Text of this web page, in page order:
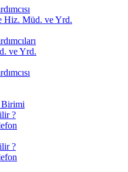
Hiz. Müd. ve Yrd.
ve Yrd.
Birimi
?
?